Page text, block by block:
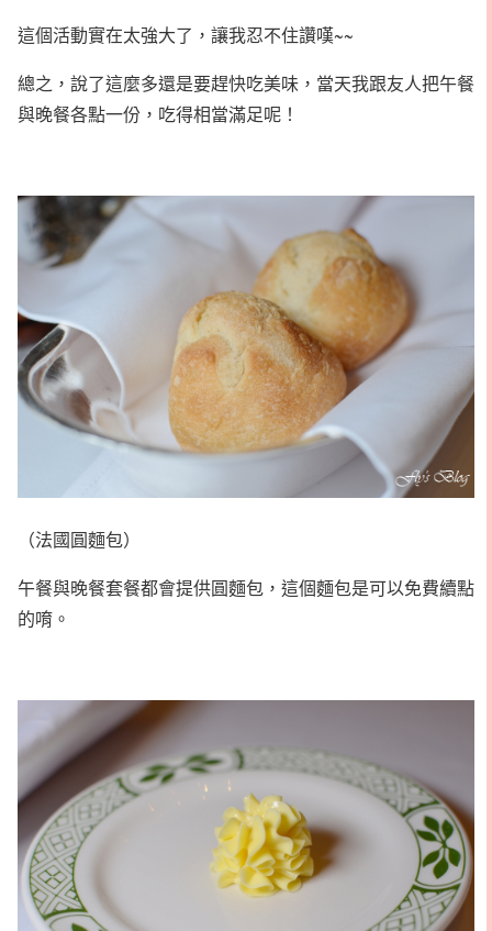
這個活動實在太強大了，讓我忍不住讚嘆~~
總之，說了這麼多還是要趕快吃美味，當天我跟友人把午餐
與晚餐各點一份，吃得相當滿足呢！
（法國圓麵包）
午餐與晚餐套餐都會提供圓麵包，這個麵包是可以免費續點
的唷。